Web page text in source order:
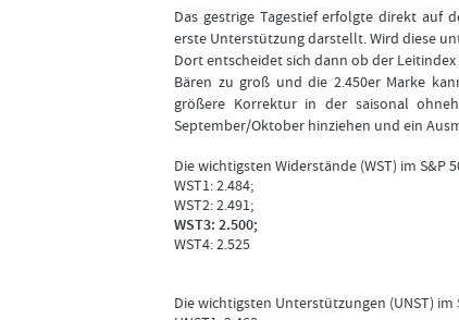
Das gestrige Tagestief erfolgte direkt auf
erste Unterstützung darstellt. Wird diese
Dort entscheidet sich dann ob der
Bären zu groß und die 2.450er Marke
größere Korrektur in der saisonal
September/Oktober hinziehen und ein
Die wichtigsten Widerstände (WST) im
WST1: 2.484;
WST2: 2.491;
WST3: 2.500;
WST4: 2.525
Die wichtigsten Unterstützungen (UNST)